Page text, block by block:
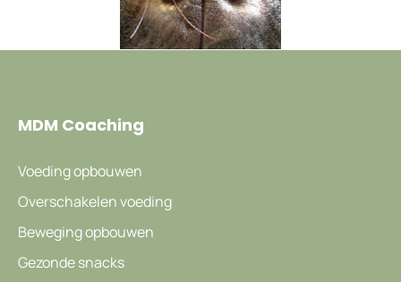
MDM Coaching
Voeding opbouwen
Overschakelen voeding
Beweging opbouwen
Gezonde snacks